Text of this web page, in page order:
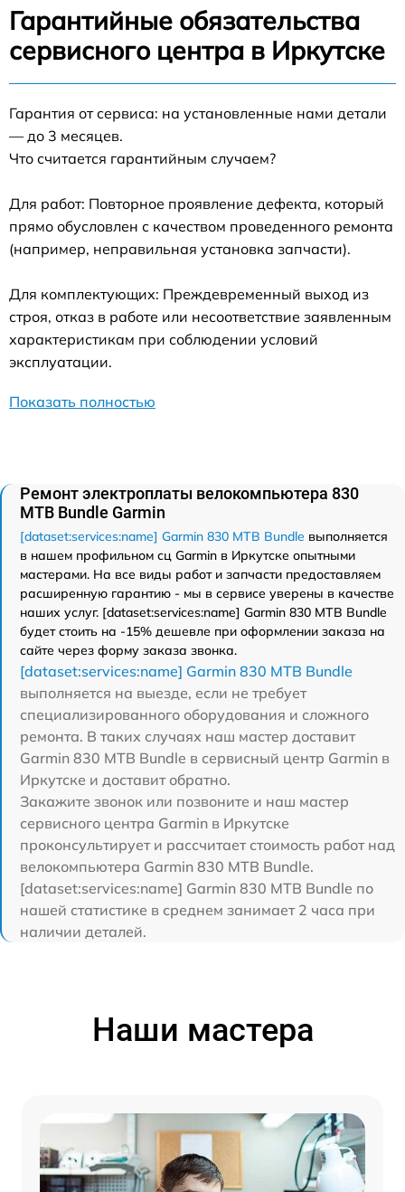
Гарантийные обязательства
сервисного центра в Иркутске
Гарантия от сервиса: на установленные нами детали
— до 3 месяцев.
Что считается гарантийным случаем?
Для работ: Повторное проявление дефекта, который
прямо обусловлен с качеством проведенного ремонта
(например, неправильная установка запчасти).
Для комплектующих: Преждевременный выход из
строя, отказ в работе или несоответствие заявленным
характеристикам при соблюдении условий
эксплуатации.
Показать полностью
Ремонт электроплаты велокомпьютера 830
MTB Bundle Garmin
[dataset:services:name] Garmin 830 MTB Bundle выполняется
в нашем профильном сц Garmin в Иркутске опытными
мастерами. На все виды работ и запчасти предоставляем
расширенную гарантию - мы в сервисе уверены в качестве
наших услуг. [dataset:services:name] Garmin 830 MTB Bundle
будет стоить на -15% дешевле при оформлении заказа на
сайте через форму заказа звонка.
[dataset:services:name] Garmin 830 MTB Bundle
выполняется на выезде, если не требует
специализированного оборудования и сложного
ремонта. В таких случаях наш мастер доставит
Garmin 830 MTB Bundle в сервисный центр Garmin в
Иркутске и доставит обратно.
Закажите звонок или позвоните и наш мастер
сервисного центра Garmin в Иркутске
проконсультирует и рассчитает стоимость работ над
велокомпьютера Garmin 830 MTB Bundle.
[dataset:services:name] Garmin 830 MTB Bundle по
нашей статистике в среднем занимает 2 часа при
наличии деталей.
Наши мастера